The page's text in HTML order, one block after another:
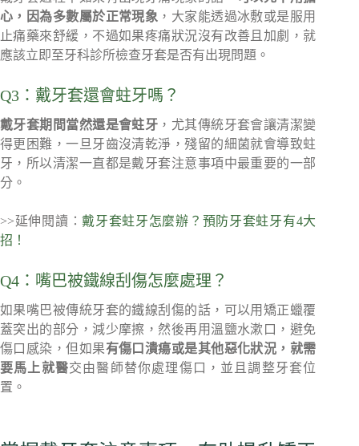
心，因為多數屬於正常現象 ，大家能透過冰敷或是服用
止痛藥來舒緩，不過如果疼痛狀況沒有改善且加劇，就
應該立即至牙科診所檢查牙套是否有出現問題。
Q3：戴牙套還會蛀牙嗎？
戴牙套期間當然還是會蛀牙 ，尤其傳統牙套會讓清潔變
得更困難，一旦牙齒沒清乾淨，殘留的細菌就會導致蛀
牙，所以清潔一直都是戴牙套注意事項中最重要的一部
分。
>>延伸閱讀：戴牙套蛀牙怎麼辦？預防牙套蛀牙有4大
招！
Q4：嘴巴被鐵線刮傷怎麼處理？
如果嘴巴被傳統牙套的鐵線刮傷的話，可以用矯正蠟覆
蓋突出的部分，減少摩擦，然後再用溫鹽水漱口，避免
傷口感染，但如果有傷口潰瘍或是其他惡化狀況，就需
要馬上就醫交由醫師替你處理傷口，並且調整牙套位
置。